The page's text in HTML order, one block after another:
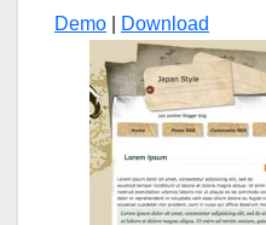
Demo Download